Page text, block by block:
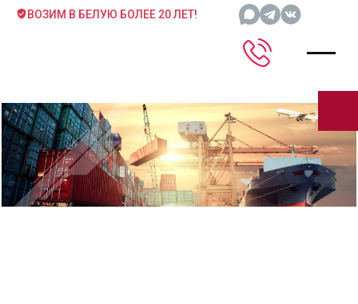
ВОЗИМ В БЕЛУЮ БОЛЕЕ 20 ЛЕТ!